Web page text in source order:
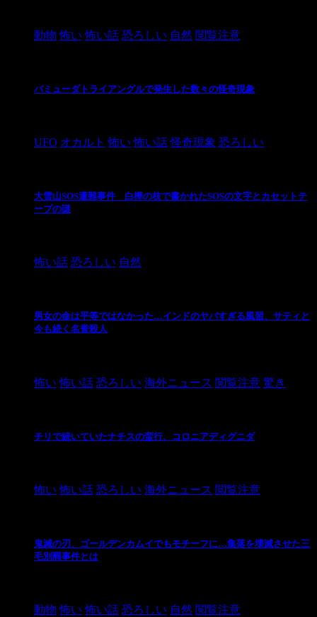
動物 怖い 怖い話 恐ろしい 自然 閲覧注意
バミューダトライアングルで発生した数々の怪奇現象
UFO オカルト 怖い 怖い話 怪奇現象 恐ろしい
大雪山SOS遭難事件 白樺の枝で書かれたSOSの文字とカセットテ
ープの謎
怖い話 恐ろしい 自然
男女の命は平等ではなかった…インドのヤバすぎる風習、サティと
今も続く名誉殺人
怖い 怖い話 恐ろしい 海外ニュース 閲覧注意 驚き
チリで続いていたナチスの蛮行、コロニアディグニダ
怖い 怖い話 恐ろしい 海外ニュース 閲覧注意
鬼滅の刃、ゴールデンカムイでもモチーフに…集落を壊滅させた三
毛別羆事件とは
動物 怖い 怖い話 恐ろしい 自然 閲覧注意